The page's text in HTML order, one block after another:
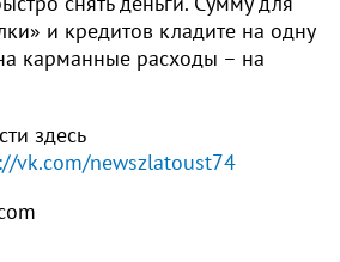
и кредитов кладите на одну
карманные расходы – на
здесь
vk.com/newszlatoust74